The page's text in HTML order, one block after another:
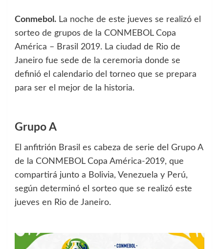
Conmebol. La noche de este jueves se realizó el
sorteo de grupos de la CONMEBOL Copa
América – Brasil 2019. La ciudad de Rio de
Janeiro fue sede de la ceremoria donde se
definió el calendario del torneo que se prepara
para ser el mejor de la historia.
Grupo A
El anfitrión Brasil es cabeza de serie del Grupo A
de la CONMEBOL Copa América-2019, que
compartirá junto a Bolivia, Venezuela y Perú,
según determinó el sorteo que se realizó este
jueves en Rio de Janeiro.